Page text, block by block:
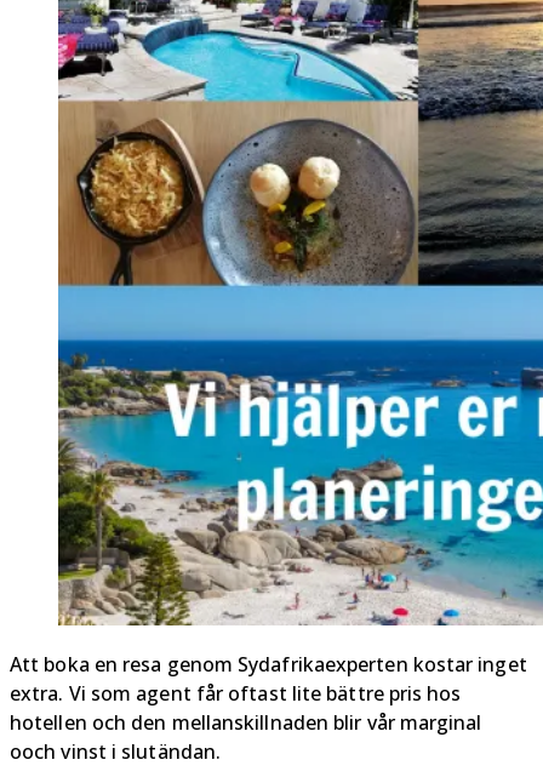
Att boka en resa genom Sydafrikaexperten kostar inget
extra. Vi som agent får oftast lite bättre pris hos
hotellen och den mellanskillnaden blir vår marginal
ooch vinst i slutändan.